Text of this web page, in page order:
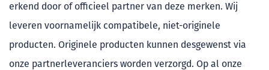
erkend door of officieel partner van deze merken. Wij
leveren voornamelijk compatibele, niet-originele
producten. Originele producten kunnen desgewenst via
onze partnerleveranciers worden verzorgd. Op al onze